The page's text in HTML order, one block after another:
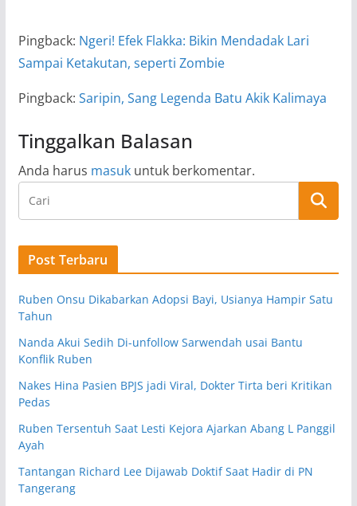
Pingback: Ngeri! Efek Flakka: Bikin Mendadak Lari
Sampai Ketakutan, seperti Zombie
Pingback: Saripin, Sang Legenda Batu Akik Kalimaya
Tinggalkan Balasan
Anda harus masukuntuk berkomentar.
Post Terbaru
Ruben Onsu Dikabarkan Adopsi Bayi, Usianya Hampir Satu
Tahun
Nanda Akui Sedih Di-unfollow Sarwendah usai Bantu
Konflik Ruben
Nakes Hina Pasien BPJS jadi Viral, Dokter Tirta beri Kritikan
Pedas
Ruben Tersentuh Saat Lesti Kejora Ajarkan Abang L Panggil
Ayah
Tantangan Richard Lee Dijawab Doktif Saat Hadir di PN
Tangerang